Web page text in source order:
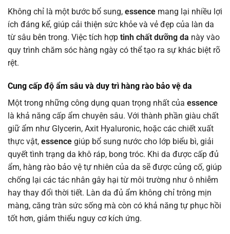
Không chỉ là một bước bổ sung, essence mang lại nhiều lợi
ích đáng kể, giúp cải thiện sức khỏe và vẻ đẹp của làn da
từ sâu bên trong. Việc tích hợp tinh chất dưỡng da này vào
quy trình chăm sóc hàng ngày có thể tạo ra sự khác biệt rõ
rệt.
Cung cấp độ ẩm sâu và duy trì hàng rào bảo vệ da
Một trong những công dụng quan trọng nhất của essence
là khả năng cấp ẩm chuyên sâu. Với thành phần giàu chất
giữ ẩm như Glycerin, Axit Hyaluronic, hoặc các chiết xuất
thực vật, essence giúp bổ sung nước cho lớp biểu bì, giải
quyết tình trạng da khô ráp, bong tróc. Khi da được cấp đủ
ẩm, hàng rào bảo vệ tự nhiên của da sẽ được củng cố, giúp
chống lại các tác nhân gây hại từ môi trường như ô nhiễm
hay thay đổi thời tiết. Làn da đủ ẩm không chỉ trông mịn
màng, căng tràn sức sống mà còn có khả năng tự phục hồi
tốt hơn, giảm thiểu nguy cơ kích ứng.